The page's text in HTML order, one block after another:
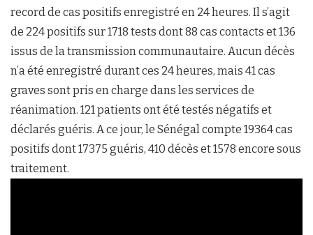
record de cas positifs enregistré en 24 heures. Il s’agit
de 224 positifs sur 1718 tests dont 88 cas contacts et 136
issus de la transmission communautaire. Aucun décès
n’a été enregistré durant ces 24 heures, mais 41 cas
graves sont pris en charge dans les services de
réanimation. 121 patients ont été testés négatifs et
déclarés guéris. A ce jour, le Sénégal compte 19364 cas
positifs dont 17375 guéris, 410 décès et 1578 encore sous
traitement.